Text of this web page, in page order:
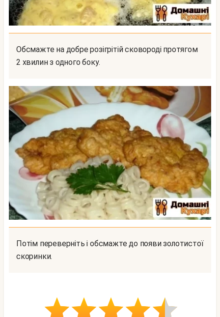
Обсмажте на добре розігрітій сковороді протягом
2 хвилин з одного боку.
Потім переверніть і обсмажте до появи золотистої
скоринки.